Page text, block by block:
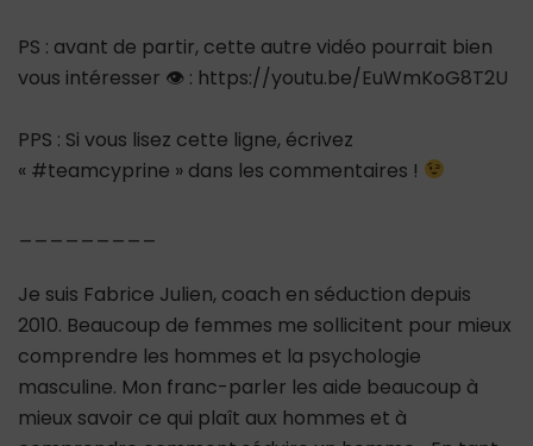
PS : avant de partir, cette autre vidéo pourrait bien
vous intéresser 👁 : https://youtu.be/EuWmKoG8T2U
PPS : Si vous lisez cette ligne, écrivez
« #teamcyprine » dans les commentaires !
Je suis Fabrice Julien, coach en séduction depuis
2010. Beaucoup de femmes me sollicitent pour mieux
comprendre les hommes et la psychologie
masculine. Mon franc-parler les aide beaucoup à
mieux savoir ce qui plaît aux hommes et à